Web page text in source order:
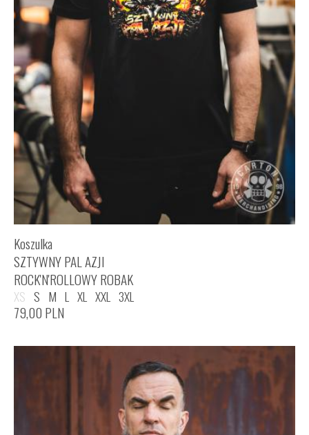
Koszulka
SZTYWNY PAL AZJI
ROCK'N'ROLLOWY ROBAK
XS S M L XL XXL 3XL
79,00 PLN